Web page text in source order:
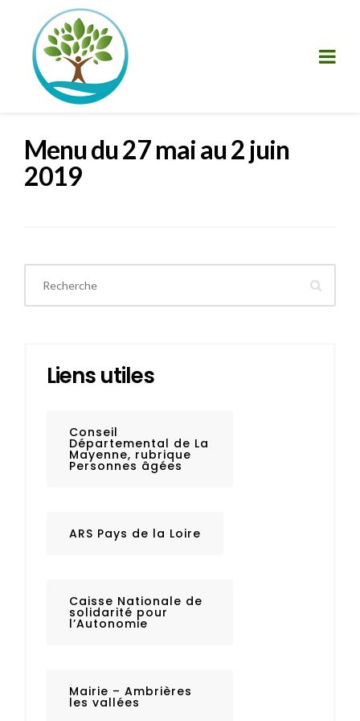
Menu du 27 mai au 2 juin
2019
Liens utiles
Conseil
Départemental de La
Mayenne, rubrique
Personnes âgées
ARS Pays de la Loire
Caisse Nationale de
solidarité pour
l’Autonomie
Mairie – Ambrières
les vallées